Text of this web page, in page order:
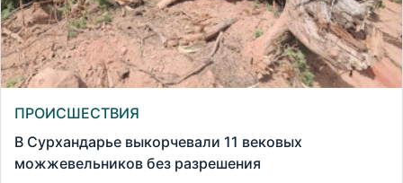
ПРОИСШЕСТВИЯ
В Сурхандарье выкорчевали 11 вековых
можжевельников без разрешения